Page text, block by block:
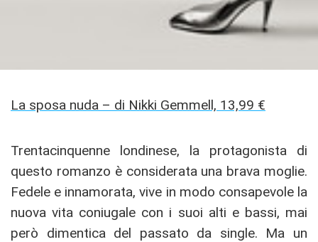
La sposa nuda – di Nikki Gemmell, 13,99 €
Trentacinquenne londinese, la protagonista di
questo romanzo è considerata una brava moglie.
Fedele e innamorata, vive in modo consapevole la
nuova vita coniugale con i suoi alti e bassi, mai
però dimentica del passato da single. Ma un